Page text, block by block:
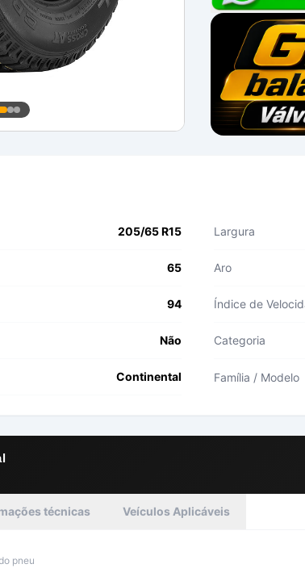
205/65 R15 Largura
65 Aro
94 Índice de
Não Categoria
Continental Família / Modelo
técnicas Veículos Aplicáveis
pneu